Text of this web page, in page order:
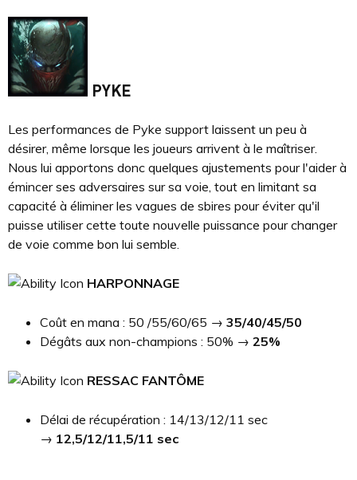
PYKE
Les performances de Pyke support laissent un peu à
désirer, même lorsque les joueurs arrivent à le maîtriser.
Nous lui apportons donc quelques ajustements pour l'aider à
émincer ses adversaires sur sa voie, tout en limitant sa
capacité à éliminer les vagues de sbires pour éviter qu'il
puisse utiliser cette toute nouvelle puissance pour changer
de voie comme bon lui semble.
HARPONNAGE
Coût en mana : 50 /55/60/65 → 35/40/45/50
Dégâts aux non-champions : 50% → 25%
RESSAC FANTÔME
Délai de récupération : 14/13/12/11 sec
→ 12,5/12/11,5/11 sec